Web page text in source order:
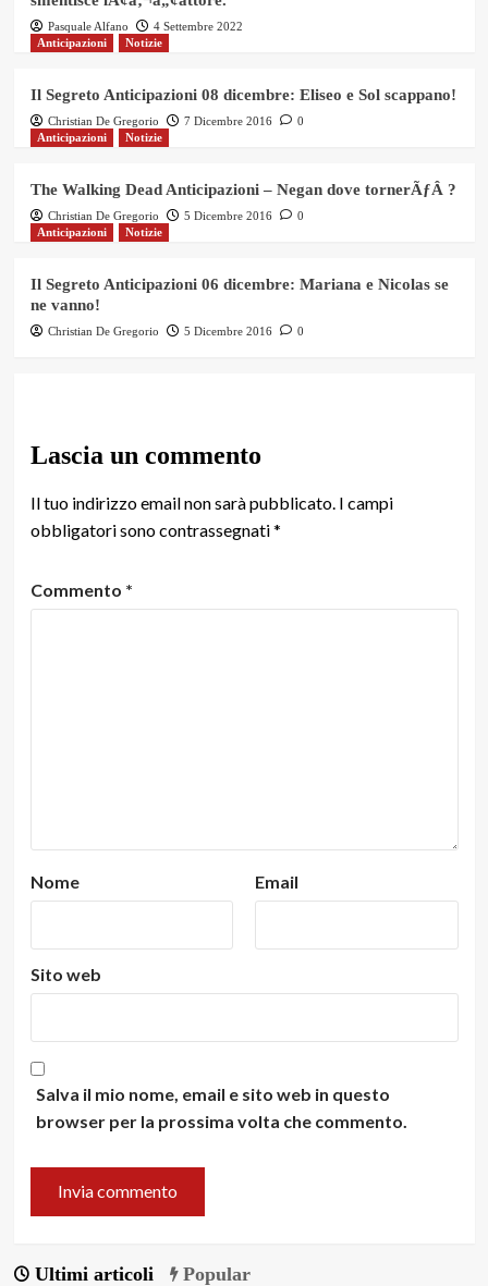
Pasquale Alfano
4 Settembre 2022
Anticipazioni
Notizie
Il Segreto Anticipazioni 08 dicembre: Eliseo e Sol scappano!
Christian De Gregorio 7 Dicembre 2016
0
Anticipazioni
Notizie
The Walking Dead Anticipazioni – Negan dove tornerÃƒÂ ?
Christian De Gregorio 5 Dicembre 2016
0
Anticipazioni
Notizie
Il Segreto Anticipazioni 06 dicembre: Mariana e Nicolas se
ne vanno!
Christian De Gregorio 5 Dicembre 2016 0
Lascia un commento
Il tuo indirizzo email non sarà pubblicato. I campi
obbligatori sono contrassegnati*
Commento *
Nome Email
Sito web
Salva il mio nome, email e sito web in questo
browser per la prossima volta che commento.
Ultimi articoli Popular